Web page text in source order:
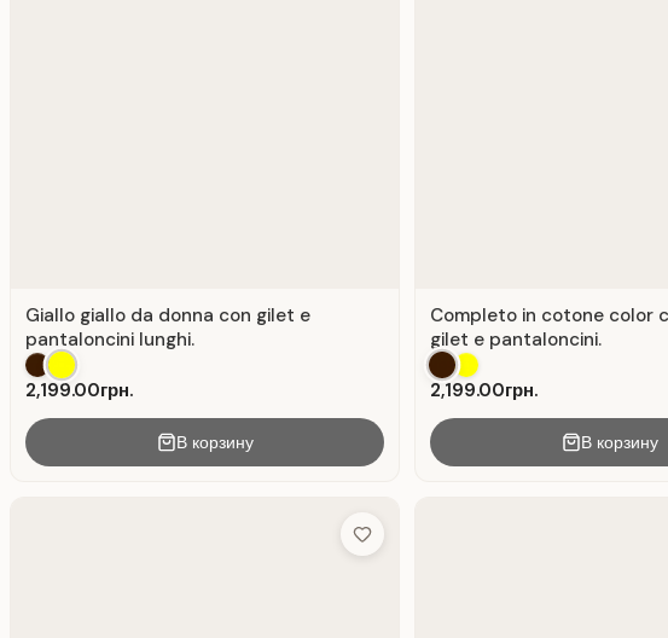
Giallo giallo da donna con gilet e
pantaloncini lunghi.
2,199.00грн.
В корзину
Completo in cotone color
gilet e pantaloncini.
2,199.00грн.
В корзину
Add to Wish List